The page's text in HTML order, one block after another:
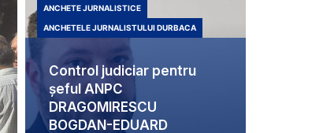
Control judiciar pentru
șeful ANPC
DRAGOMIRESCU
BOGDAN-EDUARD
ANCHETE JURNALISTICE
ANCHETELE JURNALISTULUI DURBACA